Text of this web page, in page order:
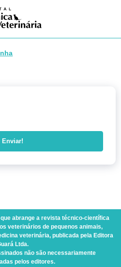
Enviar!
abrange a revista técnico-científica
veterinários de pequenos animais,
veterinária, publicada pela Editora
Ltda.
não são necessariamente
pelos editores.